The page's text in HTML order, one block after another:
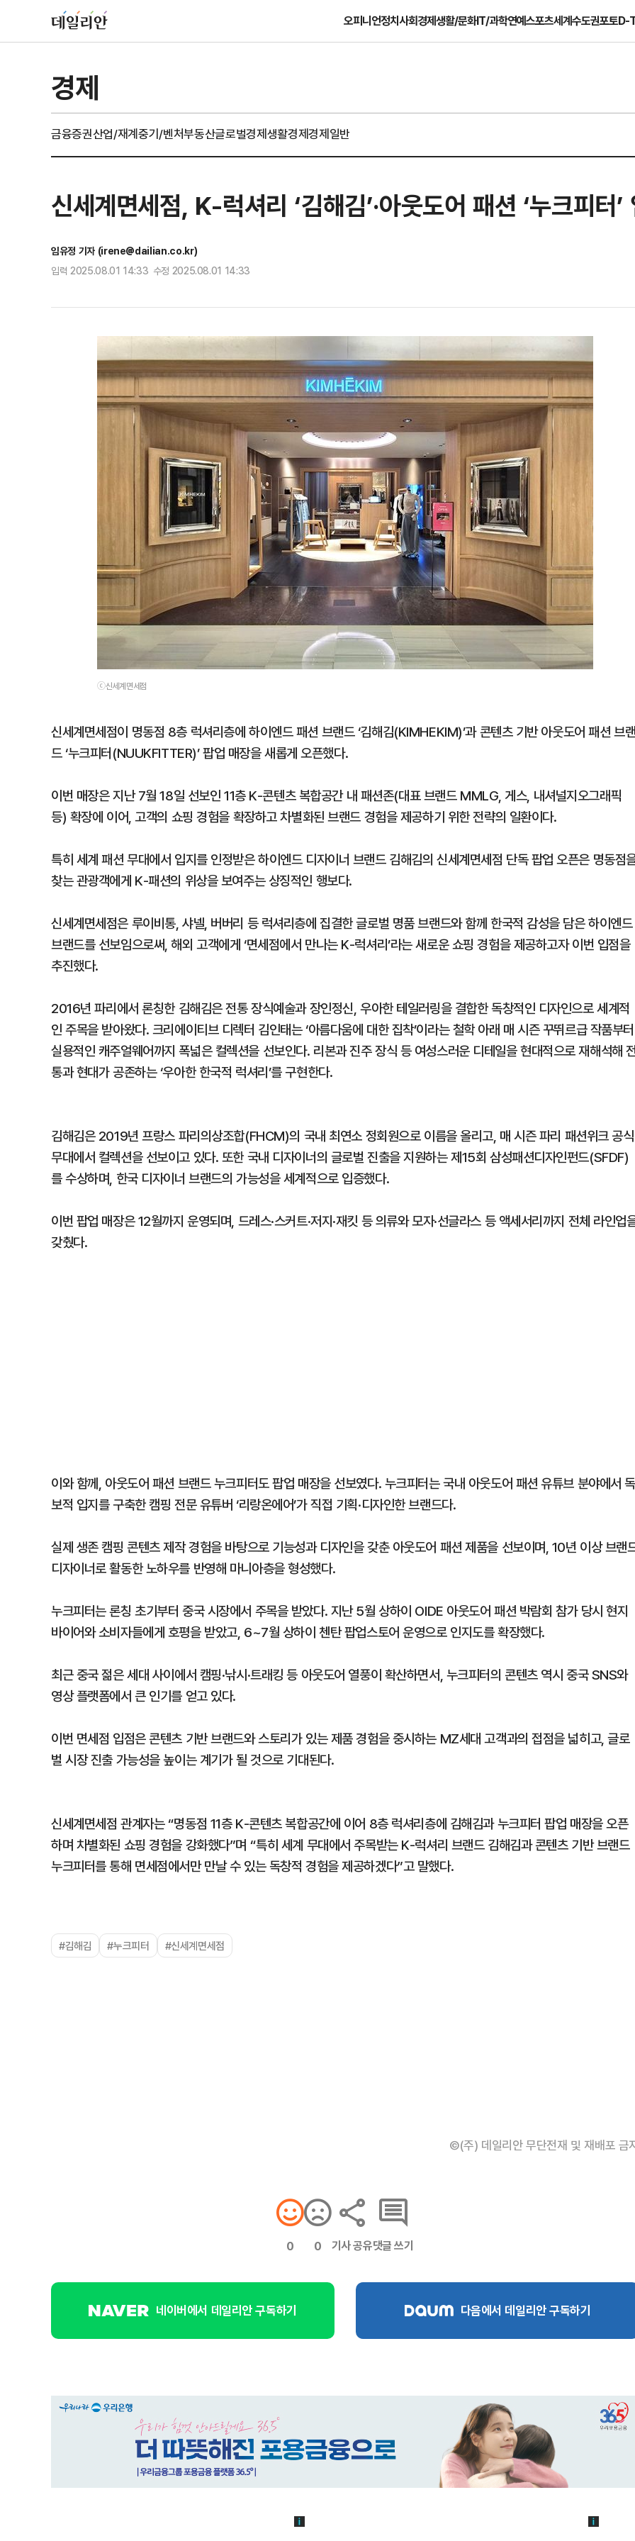
오피니언정치사회경제생활/문화IT/과학연예스포츠세계수도권포토D-
경제
금융증권산업/재계중기/벤처부동산글로벌경제생활경제경제일반
신세계면세점, K-럭셔리 ‘김해김’·아웃도어 패션 ‘누크피터’
임유정 기자 (irene@dailian.co.kr)
입력 2025.08.01 14:33 수정 2025.08.01 14:33
ⓒ신세계면세점
신세계면세점이 명동점 8층 럭셔리층에 하이엔드 패션 브랜드 ‘김해김(KIMHEKIM)’과 콘텐츠 기반 아웃도어 패션 브
드 ‘누크피터(NUUKFITTER)’ 팝업 매장을 새롭게 오픈했다.
이번 매장은 지난 7월 18일 선보인 11층 K-콘텐츠 복합공간 내 패션존(대표 브랜드 MMLG, 게스, 내셔널지오그래픽
등) 확장에 이어, 고객의 쇼핑 경험을 확장하고 차별화된 브랜드 경험을 제공하기 위한 전략의 일환이다.
특히 세계 패션 무대에서 입지를 인정받은 하이엔드 디자이너 브랜드 김해김의 신세계면세점 단독 팝업 오픈은 명동점
찾는 관광객에게 K-패션의 위상을 보여주는 상징적인 행보다.
신세계면세점은 루이비통, 샤넬, 버버리 등 럭셔리층에 집결한 글로벌 명품 브랜드와 함께 한국적 감성을 담은 하이엔드
브랜드를 선보임으로써, 해외 고객에게 ‘면세점에서 만나는 K-럭셔리’라는 새로운 쇼핑 경험을 제공하고자 이번 입점을
추진했다.
2016년 파리에서 론칭한 김해김은 전통 장식예술과 장인정신, 우아한 테일러링을 결합한 독창적인 디자인으로 세계적
인 주목을 받아왔다. 크리에이티브 디렉터 김인태는 ‘아름다움에 대한 집착’이라는 철학 아래 매 시즌 꾸뛰르급 작품부터
실용적인 캐주얼웨어까지 폭넓은 컬렉션을 선보인다. 리본과 진주 장식 등 여성스러운 디테일을 현대적으로 재해석해
통과 현대가 공존하는 ‘우아한 한국적 럭셔리’를 구현한다.
김해김은 2019년 프랑스 파리의상조합(FHCM)의 국내 최연소 정회원으로 이름을 올리고, 매 시즌 파리 패션위크 공식
무대에서 컬렉션을 선보이고 있다. 또한 국내 디자이너의 글로벌 진출을 지원하는 제15회 삼성패션디자인펀드(SFDF)
를 수상하며, 한국 디자이너 브랜드의 가능성을 세계적으로 입증했다.
이번 팝업 매장은 12월까지 운영되며, 드레스·스커트·저지·재킷 등 의류와 모자·선글라스 등 액세서리까지 전체 라인업
갖췄다.
이와 함께, 아웃도어 패션 브랜드 누크피터도 팝업 매장을 선보였다. 누크피터는 국내 아웃도어 패션 유튜브 분야에서
보적 입지를 구축한 캠핑 전문 유튜버 ‘리랑온에어’가 직접 기획·디자인한 브랜드다.
실제 생존 캠핑 콘텐츠 제작 경험을 바탕으로 기능성과 디자인을 갖춘 아웃도어 패션 제품을 선보이며, 10년 이상 브랜
디자이너로 활동한 노하우를 반영해 마니아층을 형성했다.
누크피터는 론칭 초기부터 중국 시장에서 주목을 받았다. 지난 5월 상하이 OIDE 아웃도어 패션 박람회 참가 당시 현지
바이어와 소비자들에게 호평을 받았고, 6~7월 상하이 첸탄 팝업스토어 운영으로 인지도를 확장했다.
최근 중국 젊은 세대 사이에서 캠핑·낚시·트래킹 등 아웃도어 열풍이 확산하면서, 누크피터의 콘텐츠 역시 중국 SNS와
영상 플랫폼에서 큰 인기를 얻고 있다.
이번 면세점 입점은 콘텐츠 기반 브랜드와 스토리가 있는 제품 경험을 중시하는 MZ세대 고객과의 접점을 넓히고, 글로
벌 시장 진출 가능성을 높이는 계기가 될 것으로 기대된다.
신세계면세점 관계자는 “명동점 11층 K-콘텐츠 복합공간에 이어 8층 럭셔리층에 김해김과 누크피터 팝업 매장을 오픈
하며 차별화된 쇼핑 경험을 강화했다”며 “특히 세계 무대에서 주목받는 K-럭셔리 브랜드 김해김과 콘텐츠 기반 브랜드
누크피터를 통해 면세점에서만 만날 수 있는 독창적 경험을 제공하겠다”고 말했다.
#김해김 #누크피터 #신세계면세점
©(주) 데일리안 무단전재 및 재배포 금
0 0 기사 공유댓글 쓰기
네이버에서 데일리안 구독하기 다음에서 데일리안 구독하기